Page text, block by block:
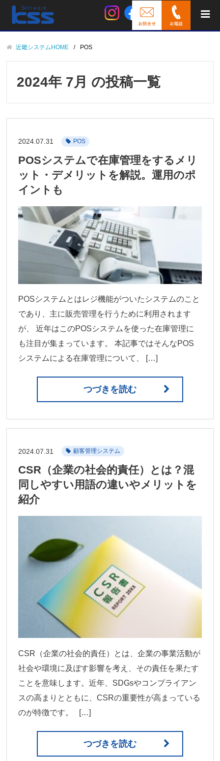
近畿システムHOME POS
2024年 7月 の投稿一覧
2024.07.31 POS
POSシステムで在庫管理をするメリ
ット・デメリットを解説。運用のポ
イントも
POSシステムとはレジ機能がついたシステムのこと
であり、主に販売管理を行うために利用されます
が、 近年はこのPOSシステムを使った在庫管理に
も注目が集まっています。 本記事ではそんなPOS
システムによる在庫管理について、 […]
つづきを読む
2024.07.31 顧客管理システム
CSR（企業の社会的責任）とは？混
同しやすい用語の違いやメリットを
紹介
CSR（企業の社会的責任）とは、企業の事業活動が
社会や環境に及ぼす影響を考え、その責任を果たす
ことを意味します。近年、SDGsやコンプライアン
スの高まりとともに、CSRの重要性が高まっている
のが特徴です。 […]
つづきを読む